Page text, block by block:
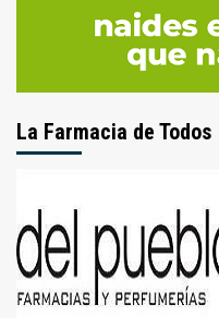
La Farmacia de Todos